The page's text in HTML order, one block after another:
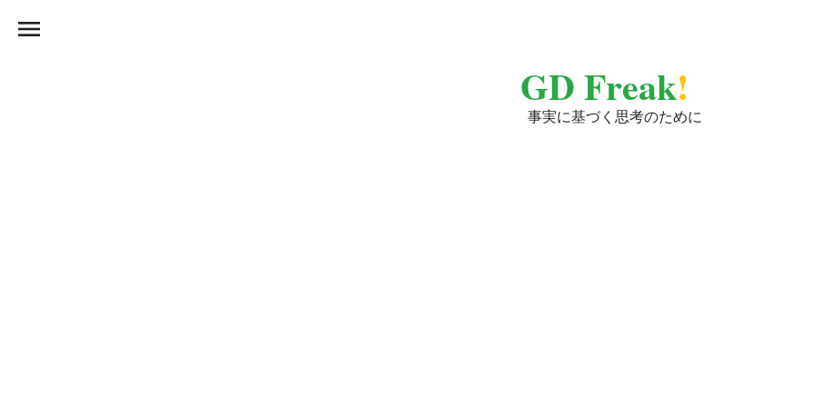
GD Freak!
事実に基づく思考のために
menu